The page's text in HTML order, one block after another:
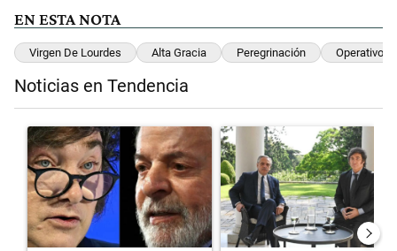
EN ESTA NOTA
Virgen De Lourdes Alta Gracia Peregrinación Operativo
Noticias en Tendencia
Un artículo de tendencia con el título "Tensión Lula-Milei: “Anular
Un artículo de tendencia con el